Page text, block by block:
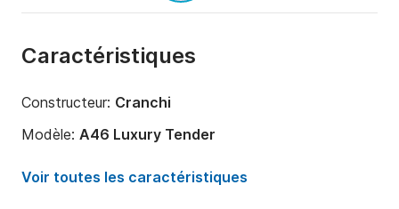
Caractéristiques
Constructeur: Cranchi
Modèle: A46 Luxury Tender
Puissance moteur:
960cv
Voir toutes les caractéristiques